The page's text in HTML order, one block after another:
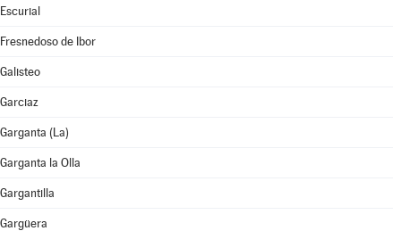
Escurial
Fresnedoso de Ibor
Galisteo
Garciaz
Garganta (La)
Garganta la Olla
Gargantilla
Gargüera